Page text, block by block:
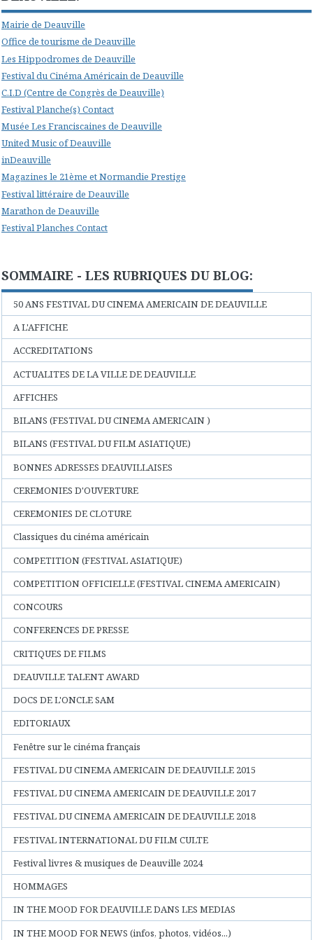
Mairie de Deauville
Office de tourisme de Deauville
Les Hippodromes de Deauville
Festival du Cinéma Américain de Deauville
C.I.D (Centre de Congrès de Deauville)
Festival Planche(s) Contact
Musée Les Franciscaines de Deauville
United Music of Deauville
inDeauville
Magazines le 21ème et Normandie Prestige
Festival littéraire de Deauville
Marathon de Deauville
Festival Planches Contact
SOMMAIRE - LES RUBRIQUES DU BLOG:
50 ANS FESTIVAL DU CINEMA AMERICAIN DE DEAUVILLE
A L'AFFICHE
ACCREDITATIONS
ACTUALITES DE LA VILLE DE DEAUVILLE
AFFICHES
BILANS (FESTIVAL DU CINEMA AMERICAIN )
BILANS (FESTIVAL DU FILM ASIATIQUE)
BONNES ADRESSES DEAUVILLAISES
CEREMONIES D'OUVERTURE
CEREMONIES DE CLOTURE
Classiques du cinéma américain
COMPETITION (FESTIVAL ASIATIQUE)
COMPETITION OFFICIELLE (FESTIVAL CINEMA AMERICAIN)
CONCOURS
CONFERENCES DE PRESSE
CRITIQUES DE FILMS
DEAUVILLE TALENT AWARD
DOCS DE L'ONCLE SAM
EDITORIAUX
Fenêtre sur le cinéma français
FESTIVAL DU CINEMA AMERICAIN DE DEAUVILLE 2015
FESTIVAL DU CINEMA AMERICAIN DE DEAUVILLE 2017
FESTIVAL DU CINEMA AMERICAIN DE DEAUVILLE 2018
FESTIVAL INTERNATIONAL DU FILM CULTE
Festival livres & musiques de Deauville 2024
HOMMAGES
IN THE MOOD FOR DEAUVILLE DANS LES MEDIAS
IN THE MOOD FOR NEWS (infos, photos, vidéos...)